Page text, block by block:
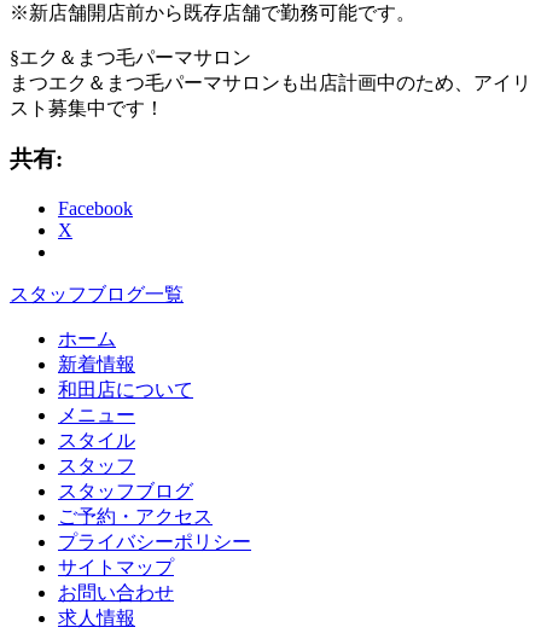
※新店舗開店前から既存店舗で勤務可能です。
§エク＆まつ毛パーマサロン
まつエク＆まつ毛パーマサロンも出店計画中のため、アイリ
スト募集中です！
共有:
Facebook
X
スタッフブログ一覧
ホーム
新着情報
和田店について
メニュー
スタイル
スタッフ
スタッフブログ
ご予約・アクセス
プライバシーポリシー
サイトマップ
お問い合わせ
求人情報